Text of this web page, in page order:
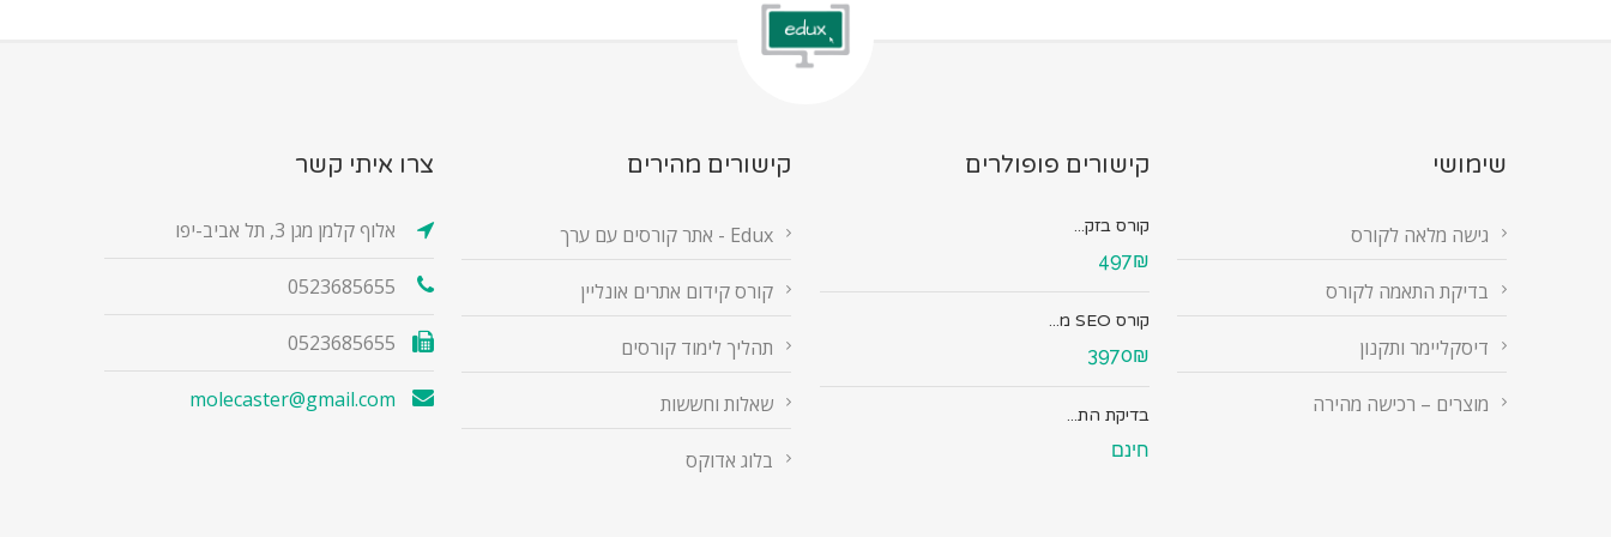
שימושי
גישה מלאה לקורס
בדיקת התאמה לקורס
דיסקליימר ותקנון
מוצרים – רכישה מהירה
קישורים פופולרים
קורס בזק...
497₪
קורס SEO מ...
3970₪
בדיקת הת...
חינם
קישורים מהירים
Edux - אתר קורסים עם ערך
קורס קידום אתרים אונליין
תהליך לימוד קורסים
שאלות וחששות
בלוג אדוקס
צרו איתי קשר
אלוף קלמן מגן 3, תל אביב-יפו
0523685655
0523685655
molecaster@gmail.com